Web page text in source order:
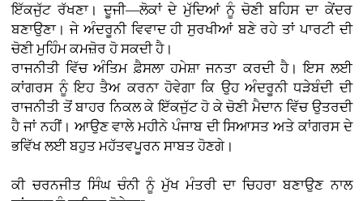
ਇੱਕਜੁੱਟ ਰੱਖਣਾ। ਦੂਜੀ—ਲੋਕਾਂ ਦੇ ਮੁੱਦਿਆਂ ਨੂੰ ਚੋਣੀ ਬਹਿਸ ਦਾ ਕੇਂਦਰ
ਬਣਾਉਣਾ। ਜੇ ਅੰਦਰੂਨੀ ਵਿਵਾਦ ਹੀ ਸੁਰਖੀਆਂ ਬਣੇ ਰਹੇ ਤਾਂ ਪਾਰਟੀ ਦੀ
ਚੋਣੀ ਮੁਹਿੰਮ ਕਮਜ਼ੋਰ ਹੋ ਸਕਦੀ ਹੈ।
ਰਾਜਨੀਤੀ ਵਿੱਚ ਅੰਤਿਮ ਫ਼ੈਸਲਾ ਹਮੇਸ਼ਾ ਜਨਤਾ ਕਰਦੀ ਹੈ। ਇਸ ਲਈ
ਕਾਂਗਰਸ ਨੂੰ ਇਹ ਤੈਅ ਕਰਨਾ ਹੋਵੇਗਾ ਕਿ ਉਹ ਅੰਦਰੂਨੀ ਧੜੇਬੰਦੀ ਦੀ
ਰਾਜਨੀਤੀ ਤੋਂ ਬਾਹਰ ਨਿਕਲ ਕੇ ਇੱਕਜੁੱਟ ਹੋ ਕੇ ਚੋਣੀ ਮੈਦਾਨ ਵਿੱਚ ਉਤਰਦੀ
ਹੈ ਜਾਂ ਨਹੀਂ। ਆਉਣ ਵਾਲੇ ਮਹੀਨੇ ਪੰਜਾਬ ਦੀ ਸਿਆਸਤ ਅਤੇ ਕਾਂਗਰਸ ਦੇ
ਭਵਿੱਖ ਲਈ ਬਹੁਤ ਮਹੱਤਵਪੂਰਨ ਸਾਬਤ ਹੋਣਗੇ।
ਕੀ ਚਰਨਜੀਤ ਸਿੰਘ ਚੰਨੀ ਨੂੰ ਮੁੱਖ ਮੰਤਰੀ ਦਾ ਚਿਹਰਾ ਬਣਾਉਣ ਨਾਲ